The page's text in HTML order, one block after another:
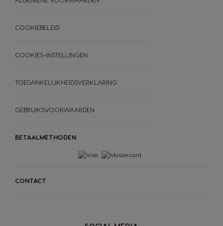
BETAALMETHODEN
CONTACT
COOKIEBELEID
COOKIES-INSTELLINGEN
TOEGANKELIJKHEIDSVERKLARING
GEBRUIKSVOORWAARDEN